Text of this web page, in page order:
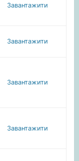
Завантажити
Завантажити
Завантажити
Завантажити